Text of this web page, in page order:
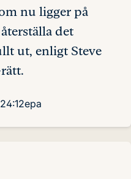
nu ligger på
det
ut, enligt Steve